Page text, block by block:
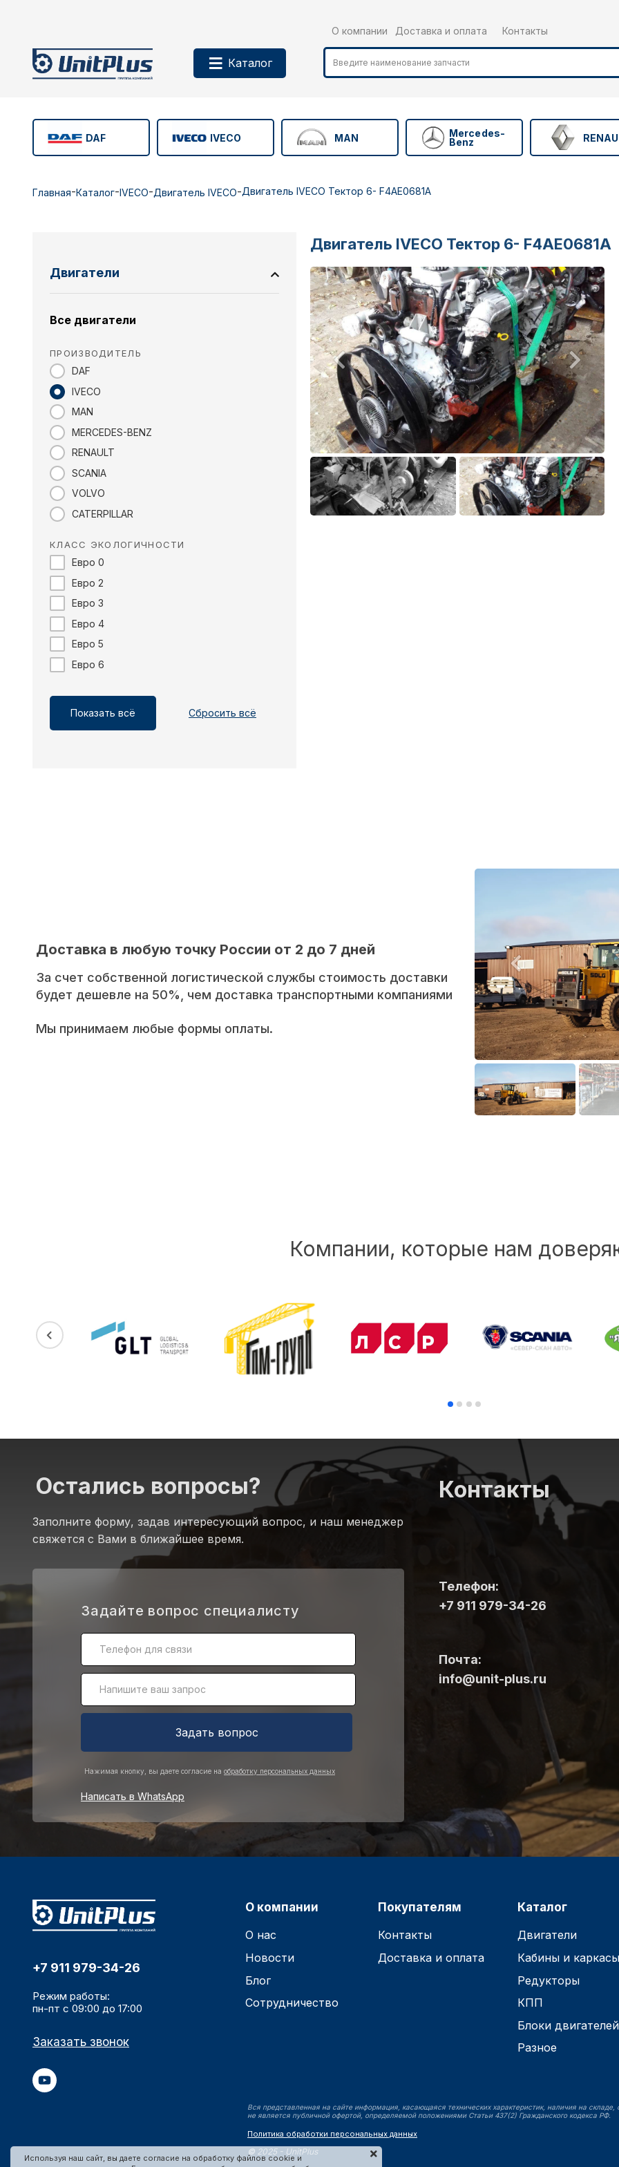
Каталог
О компании Доставка и оплата Контакты
DAF IVECO MAN Mercedes-
Benz
Главная-Каталог-IVECO-Двигатель IVECO-Двигатель IVECO Тектор 6- F4AE0681A
Двигатели
Все двигатели
ПРОИЗВОДИТЕЛЬ
DAF
IVECO
MAN
MERCEDES-BENZ
RENAULT
SCANIA
VOLVO
CATERPILLAR
КЛАСС ЭКОЛОГИЧНОСТИ
Евро 0
Евро 2
Евро 3
Евро 4
Евро 5
Евро 6
Показать всё Сбросить всё
Двигатель IVECO Тектор 6- F4AE0681A
Доставка в любую точку России от 2 до 7 дней
За счет собственной логистической службы стоимость доставки
будет дешевле на 50%, чем доставка транспортными компаниями
Мы принимаем любые формы оплаты.
Компании, которые нам
Остались вопросы?
Заполните форму, задав интересующий вопрос, и наш менеджер
свяжется с Вами в ближайшее время.
Задайте вопрос специалисту
Задать вопрос
Нажимая кнопку, вы даете согласие на обработку персональных данных
Написать в WhatsApp
Контакты
Телефон:
+7 911 979-34-26
Почта:
info@unit-plus.ru
+7 911 979-34-26
Режим работы:
пн-пт с 09:00 до 17:00
Заказать звонок
О компании
О нас
Новости
Блог
Сотрудничество
Покупателям
Контакты
Доставка и оплата
Каталог
Двигатели
Кабины и
Редукторы
КПП
Блоки двигателей
Разное
Вся представленная на сайте информация, касающаяся технических характеристик, наличия на
не является публичной офертой, определяемой положениями Статьи 437(2) Гражданского кодекса РФ.
Политика обработки персональных данных
© 2025 - UnitPlus
Используя наш сайт, вы даете согласие на обработку файлов cookie и